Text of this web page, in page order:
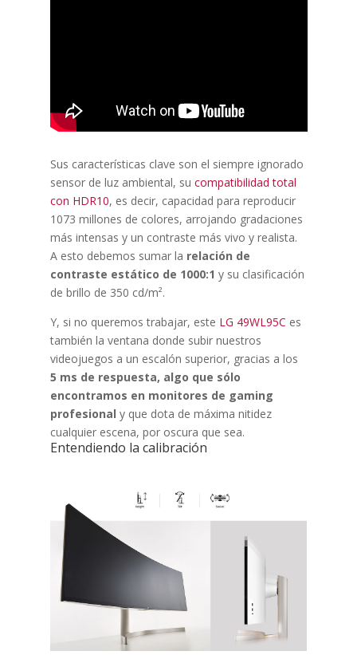
Sus características clave son el siempre ignorado
sensor de luz ambiental, su compatibilidad total
con HDR10, es decir, capacidad para reproducir
1073 millones de colores, arrojando gradaciones
más intensas y un contraste más vivo y realista.
A esto debemos sumar la relación de
contraste estático de 1000:1 y su clasificación
de brillo de 350 cd/m².
Y, si no queremos trabajar, este LG 49WL95C es
también la ventana donde subir nuestros
videojuegos a un escalón superior, gracias a los
5 ms de respuesta, algo que sólo
encontramos en monitores de gaming
profesional y que dota de máxima nitidez
cualquier escena, por oscura que sea.
Entendiendo la calibración